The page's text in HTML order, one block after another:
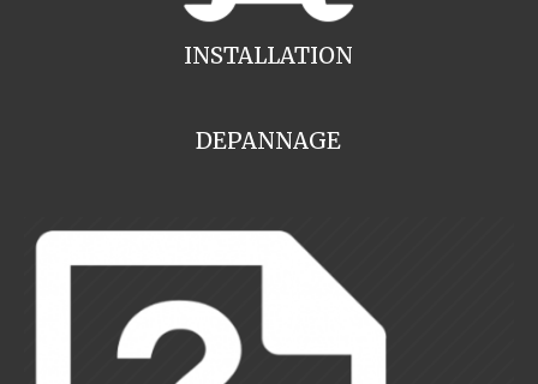
INSTALLATION
DEPANNAGE